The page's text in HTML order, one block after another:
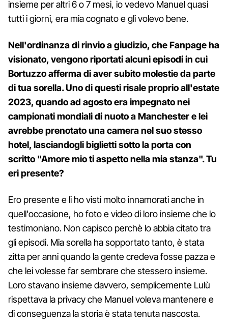
insieme per altri 6 o 7 mesi, io vedevo Manuel quasi
tutti i giorni, era mia cognato e gli volevo bene.
Nell'ordinanza di rinvio a giudizio, che Fanpage ha
visionato, vengono riportati alcuni episodi in cui
Bortuzzo afferma di aver subito molestie da parte
di tua sorella. Uno di questi risale proprio all'estate
2023, quando ad agosto era impegnato nei
campionati mondiali di nuoto a Manchester e lei
avrebbe prenotato una camera nel suo stesso
hotel, lasciandogli biglietti sotto la porta con
scritto "Amore mio ti aspetto nella mia stanza". Tu
eri presente?
Ero presente e li ho visti molto innamorati anche in
quell'occasione, ho foto e video di loro insieme che lo
testimoniano. Non capisco perchè lo abbia citato tra
gli episodi. Mia sorella ha sopportato tanto, è stata
zitta per anni quando la gente credeva fosse pazza e
che lei volesse far sembrare che stessero insieme.
Loro stavano insieme davvero, semplicemente Lulù
rispettava la privacy che Manuel voleva mantenere e
di conseguenza la storia è stata tenuta nascosta.